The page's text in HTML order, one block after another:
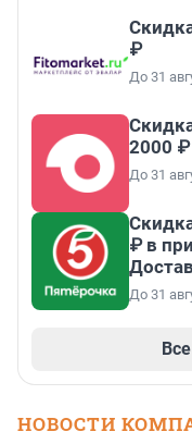
₽
До 31
2000 ₽
До 31
₽ в
До 31
НОВОСТИ